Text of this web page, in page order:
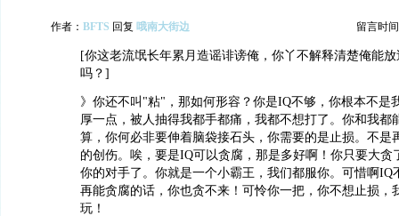
作者： BFTS 回复 哦南大街边 留言时
[你这老流氓长年累月造谣诽谤俺，你丫不解释清楚俺能
吗？]
》你还不叫"粘"，那如何形容？你是IQ不够，你根本不是
厚一点，被人抽得我都手都痛，我都不想打了。你和我都
算，你何必非要伸着脑袋接石头，你需要的是止损。不是
的创伤。唉，要是IQ可以贪腐，那是多好啊！你只要大贪
你的对手了。你就是一个小霸王，我们都服你。可惜啊IQ
再能贪腐的话，你也贪不来！可怜你一把，你不想止损，
玩！